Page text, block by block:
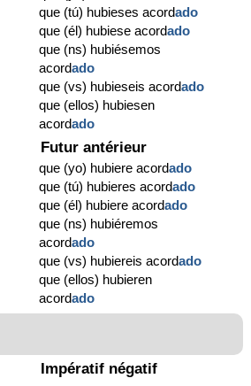
que (tú) hubieses acordado
que (él) hubiese acordado
que (ns) hubiésemos
acordado
que (vs) hubieseis acordado
que (ellos) hubiesen
acordado
Futur antérieur
que (yo) hubiere acordado
que (tú) hubieres acordado
que (él) hubiere acordado
que (ns) hubiéremos
acordado
que (vs) hubiereis acordado
que (ellos) hubieren
acordado
Impératif négatif